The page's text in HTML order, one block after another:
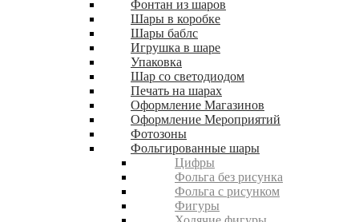
Фонтан из шаров
Шары в коробке
Шары баблс
Игрушка в шаре
Упаковка
Шар со светодиодом
Печать на шарах
Оформление Магазинов
Оформление Мероприятий
Фотозоны
Фольгированные шары
Цифры
Фольга без рисунка
Фольга с рисунком
Фигуры